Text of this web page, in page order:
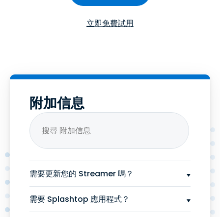
立即免費試用
附加信息
需要更新您的 Streamer 嗎？
需要 Splashtop 應用程式？